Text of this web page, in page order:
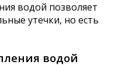
водой позволяет
утечки, но есть
водой